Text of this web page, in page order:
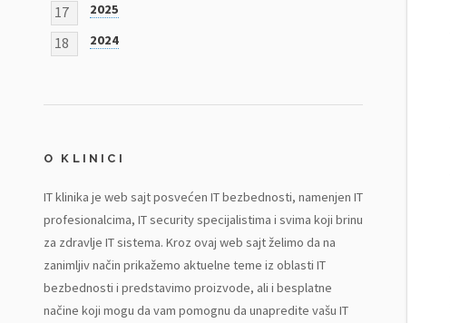
17 2025
18 2024
O KLINICI
IT klinika je web sajt posvećen IT bezbednosti, namenjen IT
profesionalcima, IT security specijalistima i svima koji brinu
za zdravlje IT sistema. Kroz ovaj web sajt želimo da na
zanimljiv način prikažemo aktuelne teme iz oblasti IT
bezbednosti i predstavimo proizvode, ali i besplatne
načine koji mogu da vam pomognu da unapredite vašu IT